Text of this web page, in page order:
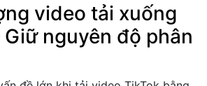
video tải xuống
nguyên độ phân